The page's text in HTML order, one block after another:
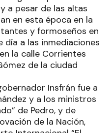
a pesar de las altas
en esta época en la
y formoseños en
día a las inmediaciones
la calle Corrientes
de la ciudad
Insfrán fue a
y a los ministros
de Pedro, y de
de la Nación,